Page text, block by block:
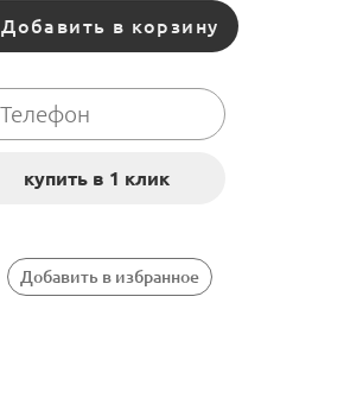
Добавить в корзину
Добавить в избранное